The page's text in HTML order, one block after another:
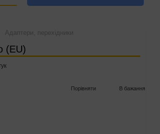
Адаптери, перехідники
(EU)
Порівняти В бажання